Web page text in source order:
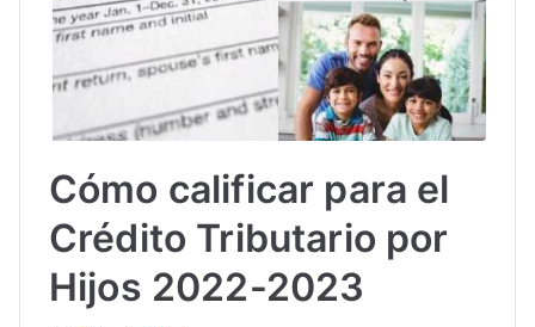
Cómo calificar para el
Crédito Tributario por
Hijos 2022-2023